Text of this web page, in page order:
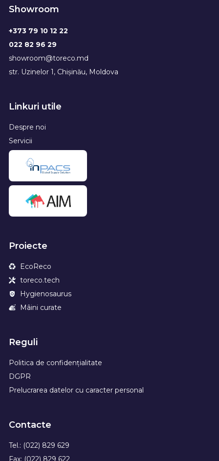
Showroom
+373 79 10 12 22
022 82 96 29
showroom@toreco.md
str. Uzinelor 1, Chișinău, Moldova
Linkuri utile
Despre noi
Servicii
Proiecte
EcoReco
toreco.tech
Hygienosaurus
Mâini curate
Reguli
Politica de confidențialitate
DGPR
Prelucrarea datelor cu caracter personal
Contacte
Tel.: (022) 829 629
Fax: (022) 829 622